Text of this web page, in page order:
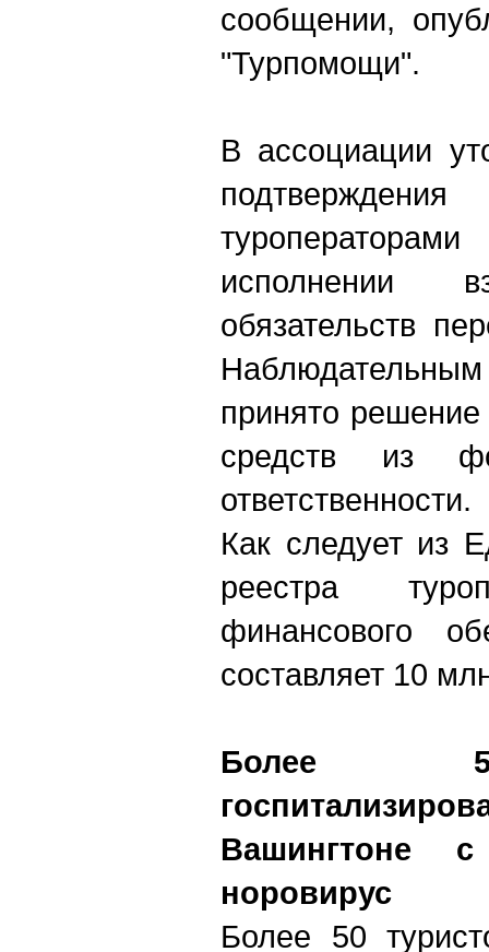
сообщении,
"Турпомощи".
В ассоциации
исполнении
обязательств
принято
средств из
ответственности.
Как следует из
реестра
финансового
составляет 10
Более
Вашингтоне
норовирус
Более 50